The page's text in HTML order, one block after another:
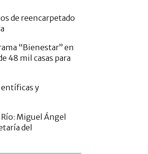
de reencarpetado
“Bienestar” en
48 mil casas para
y
Miguel Ángel
del